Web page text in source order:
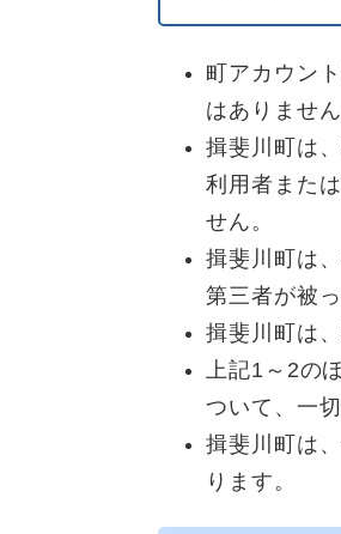
町アカウン
はありません
揖斐川町は
利用者また
せん。
揖斐川町は
第三者が被
揖斐川町は
上記1～2の
ついて、一
揖斐川町は
ります。